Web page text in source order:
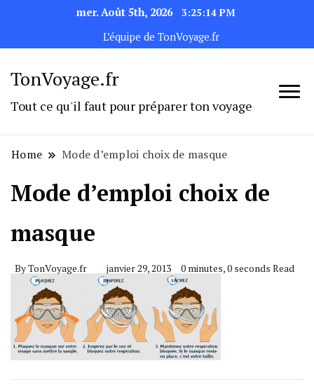
mer. Août 5th, 2026
3:25:14 PM
L’équipe de TonVoyage.fr
TonVoyage.fr
Tout ce qu'il faut pour préparer ton voyage
Home Mode d’emploi choix de masque
Mode d’emploi choix de
masque
ByTonVoyage.fr janvier 29, 2013 0 minutes, 0 seconds Read